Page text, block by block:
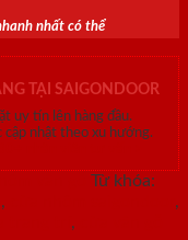
nhất có thể
TẠI SAIGONDOOR
uy tín lên hàng đầu.
cập nhật theo xu hướng.
Từ khóa:
,
,
,